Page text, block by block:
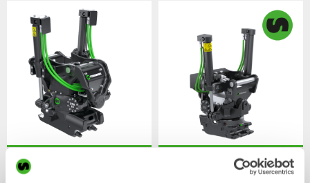
XTR10
Kauhanpyörittäjä 7-12tonnisiin